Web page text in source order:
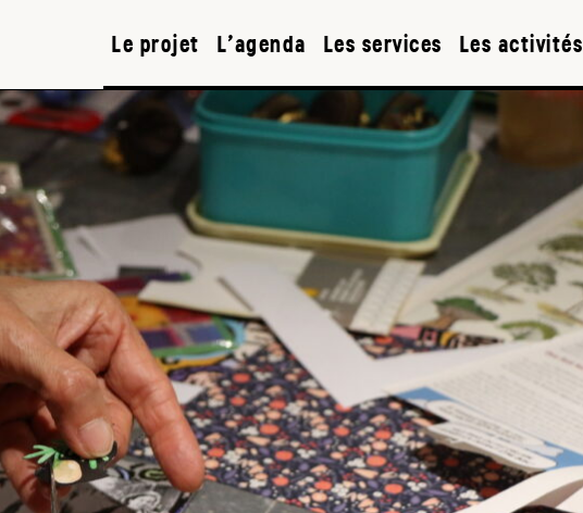
Le projet L’agenda Les services Les activités